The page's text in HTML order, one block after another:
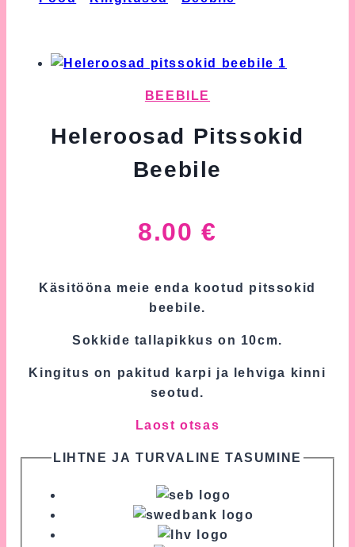
BEEBILE
Heleroosad Pitssokid
Beebile
8.00€
Käsitööna meie enda kootud pitssokid
beebile.
Sokkide tallapikkus on 10cm.
Kingitus on pakitud karpi ja lehviga kinni
seotud.
Laost otsas
LIHTNE JA TURVALINE TASUMINE